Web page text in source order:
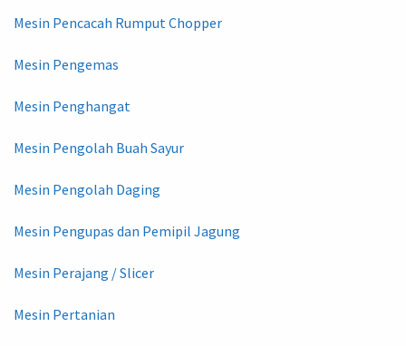
Mesin Pencacah Rumput Chopper
Mesin Pengemas
Mesin Penghangat
Mesin Pengolah Buah Sayur
Mesin Pengolah Daging
Mesin Pengupas dan Pemipil Jagung
Mesin Perajang / Slicer
Mesin Pertanian